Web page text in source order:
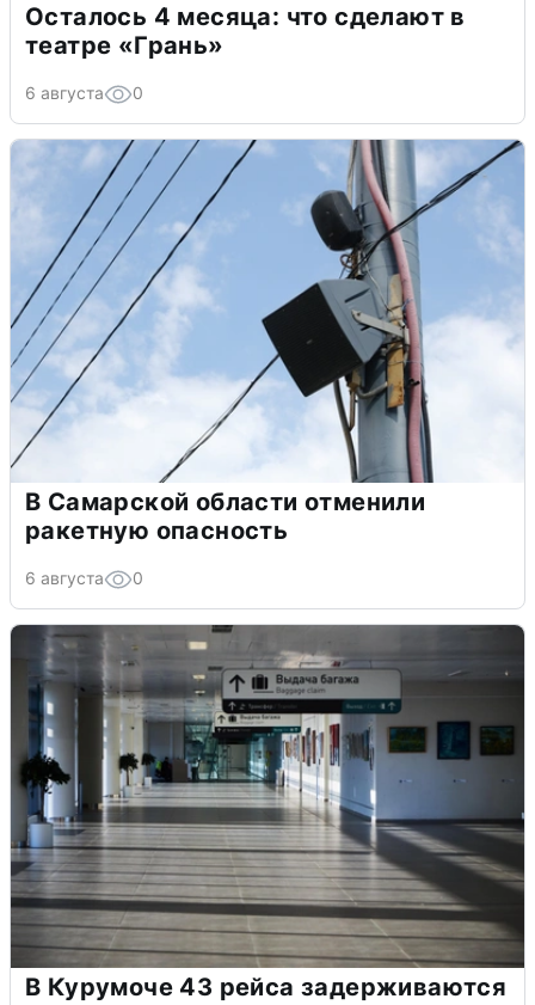
Осталось 4 месяца: что сделают в
театре «Грань»
6 августа 0
В Самарской области отменили
ракетную опасность
6 августа 0
В Курумоче 43 рейса задерживаются